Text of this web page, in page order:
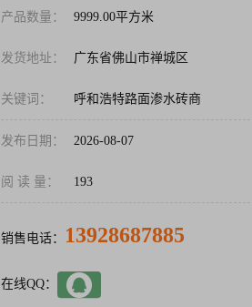
产品数量： 9999.00平方米
发货地址： 广东省佛山市禅城区
关键词： 呼和浩特路面渗水砖商
发布日期： 2026-08-07
阅 读 量： 193
销售电话： 13928687885
在线QQ：